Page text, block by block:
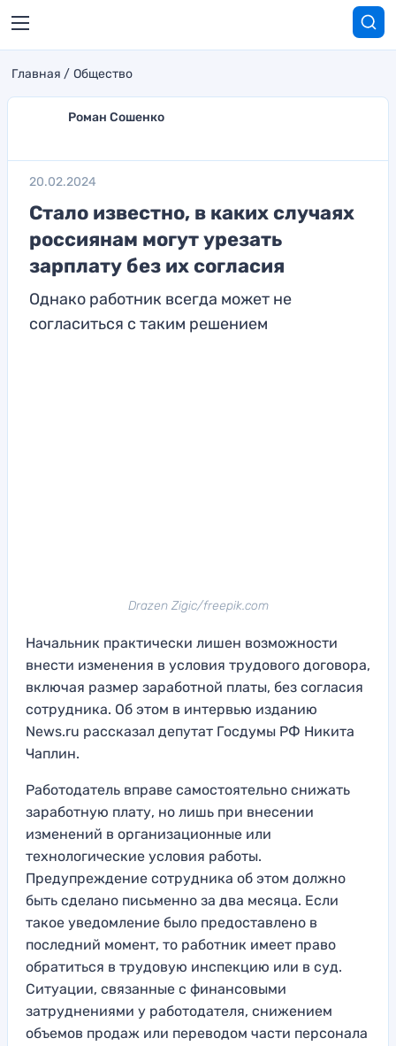
Главная Общество
Роман Сошенко
20.02.2024
Стало известно, в каких случаях
россиянам могут урезать
зарплату без их согласия
Однако работник всегда может не
согласиться с таким решением
Drazen Zigic/freepik.com
Начальник практически лишен возможности
внести изменения в условия трудового договора,
включая размер заработной платы, без согласия
сотрудника. Об этом в интервью изданию
News.ru рассказал депутат Госдумы РФ Никита
Чаплин.
Работодатель вправе самостоятельно снижать
заработную плату, но лишь при внесении
изменений в организационные или
технологические условия работы.
Предупреждение сотрудника об этом должно
быть сделано письменно за два месяца. Если
такое уведомление было предоставлено в
последний момент, то работник имеет право
обратиться в трудовую инспекцию или в суд.
Ситуации, связанные с финансовыми
затруднениями у работодателя, снижением
объемов продаж или переводом части персонала